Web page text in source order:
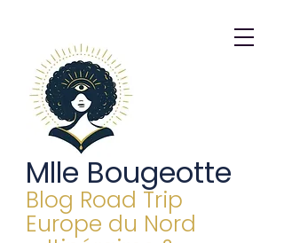
Mlle Bougeotte
Blog Road Trip
Europe du Nord